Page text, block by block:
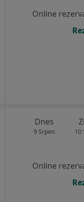
Online
Dnes
9 Srpen 10
Online